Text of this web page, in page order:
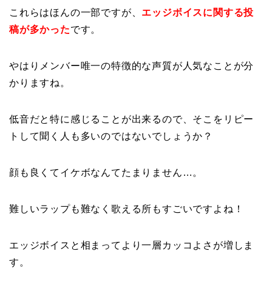
これらはほんの一部ですが、 エッジボイスに関する投
稿が多かったです。
やはりメンバー唯一の特徴的な声質が人気なことが分
かりますね。
低音だと特に感じることが出来るので、そこをリピー
トして聞く人も多いのではないでしょうか？
顔も良くてイケボなんてたまりません…。
難しいラップも難なく歌える所もすごいですよね！
エッジボイスと相まってより一層カッコよさが増しま
す。